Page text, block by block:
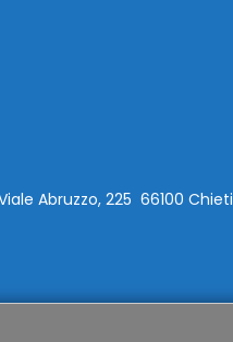
Abruzzo, 225 66100 Chieti